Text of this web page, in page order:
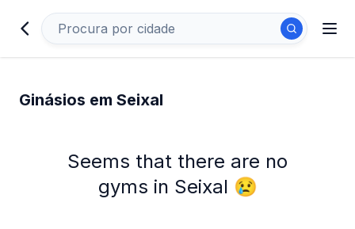
Ginásios em Seixal
Seems that there are no
gyms in Seixal 😢